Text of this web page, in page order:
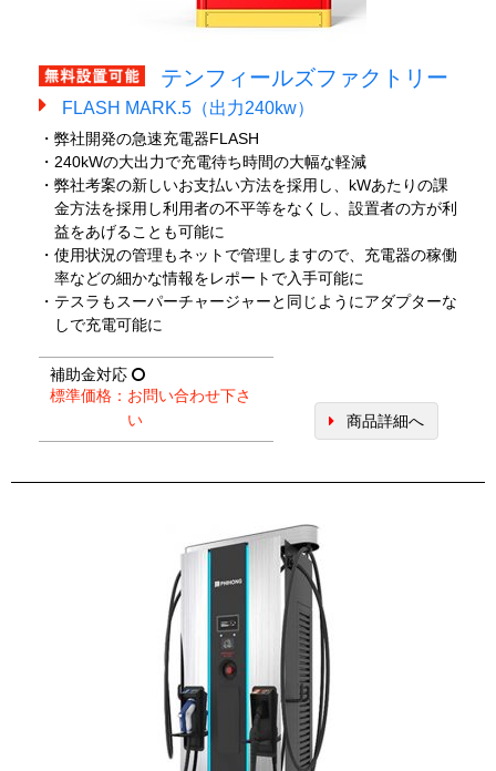
テンフィールズファクトリー
FLASH MARK.5（出力240kw）
・弊社開発の急速充電器FLASH
・240kWの大出力で充電待ち時間の大幅な軽減
・弊社考案の新しいお支払い方法を採用し、kWあたりの課
金方法を採用し利用者の不平等をなくし、設置者の方が利
益をあげることも可能に
・使用状況の管理もネットで管理しますので、充電器の稼働
率などの細かな情報をレポートで入手可能に
・テスラもスーパーチャージャーと同じようにアダプターな
しで充電可能に
補助金対応
標準価格：お問い合わせ下さ
い
商品詳細へ